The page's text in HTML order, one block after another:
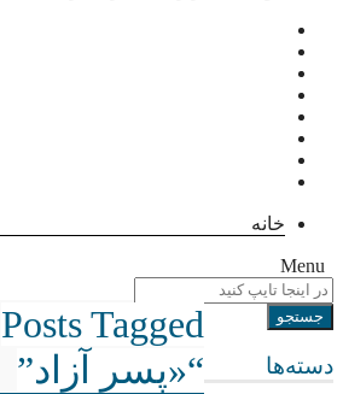
خانه
Menu
دسته‌ها
Posts Tagged
“«پسر آزاد”